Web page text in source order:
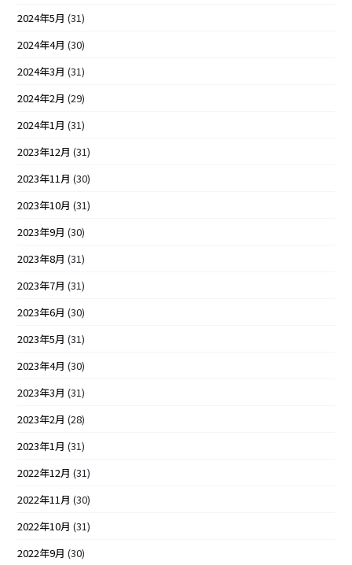
2024年5月 (31)
2024年4月 (30)
2024年3月 (31)
2024年2月 (29)
2024年1月 (31)
2023年12月 (31)
2023年11月 (30)
2023年10月 (31)
2023年9月 (30)
2023年8月 (31)
2023年7月 (31)
2023年6月 (30)
2023年5月 (31)
2023年4月 (30)
2023年3月 (31)
2023年2月 (28)
2023年1月 (31)
2022年12月 (31)
2022年11月 (30)
2022年10月 (31)
2022年9月 (30)